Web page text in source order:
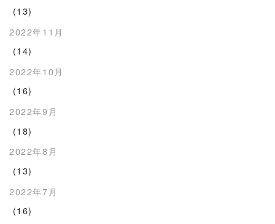
(13)
2022年11月
(14)
2022年10月
(16)
2022年9月
(18)
2022年8月
(13)
2022年7月
(16)